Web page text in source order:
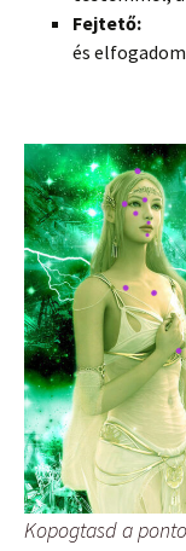
Fejtető: Az
és
Kopogtasd a